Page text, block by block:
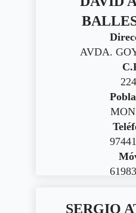
AVDA.
SERGIO